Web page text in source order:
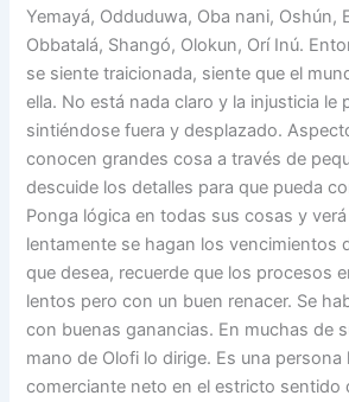
Yemayá, Odduduwa, Oba nani, Oshún,
Obbatalá, Shangó, Olokun, Orí Inú.
se siente traicionada, siente que el
ella. No está nada claro y la injusticia le
sintiéndose fuera y desplazado.
conocen grandes cosa a través de
descuide los detalles para que pueda
Ponga lógica en todas sus cosas y
lentamente se hagan los vencimientos
que desea, recuerde que los procesos
lentos pero con un buen renacer. Se
con buenas ganancias. En muchas de
mano de Olofi lo dirige. Es una persona
comerciante neto en el estricto sentido